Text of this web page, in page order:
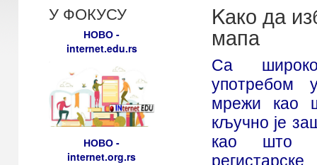
У ФОКУСУ
НОВО -
internet.edu.rs
НОВО -
internet.org.rs
Kако да
мапа
Са широко
употребом
мрежи као
кључно је
као што